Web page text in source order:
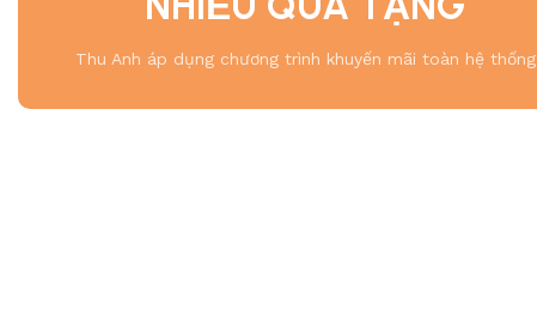
Thu Anh áp dụng chương trình khuyến mãi toàn hệ thống